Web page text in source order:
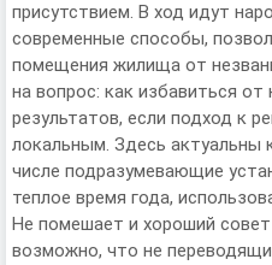
присутствием. В ход идут
современные способы,
помещения жилища от
на вопрос: как избавиться
результатов, если подход к
локальным. Здесь
числе подразумевающие
теплое время года,
Не помешает и хороший
возможно, что не